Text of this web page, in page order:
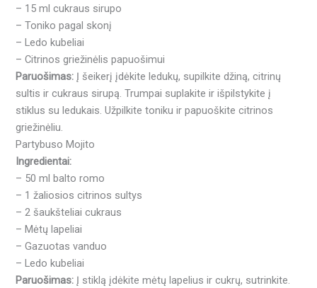
– 15 ml cukraus sirupo
– Toniko pagal skonį
– Ledo kubeliai
– Citrinos griežinėlis papuošimui
Paruošimas: Į šeikerį įdėkite ledukų, supilkite džiną, citrinų
sultis ir cukraus sirupą. Trumpai suplakite ir išpilstykite į
stiklus su ledukais. Užpilkite toniku ir papuoškite citrinos
griežinėliu.
Partybuso Mojito
Ingredientai:
– 50 ml balto romo
– 1 žaliosios citrinos sultys
– 2 šaukšteliai cukraus
– Mėtų lapeliai
– Gazuotas vanduo
– Ledo kubeliai
Paruošimas: Į stiklą įdėkite mėtų lapelius ir cukrų, sutrinkite.